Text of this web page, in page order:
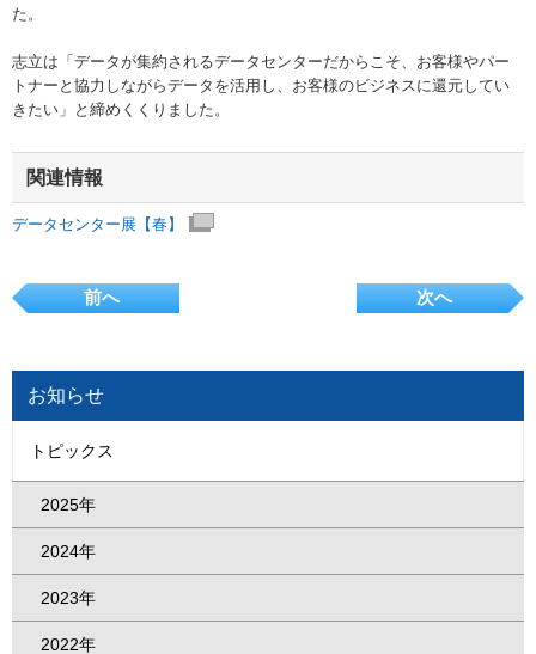
た。
志立は「データが集約されるデータセンターだからこそ、お客様やパー
トナーと協力しながらデータを活用し、お客様のビジネスに還元してい
きたい」と締めくくりました。
関連情報
データセンター展【春】
前へ 次へ
お知らせ
トピックス
2025年
2024年
2023年
2022年